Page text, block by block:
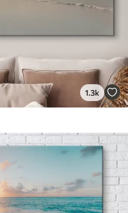
1.3k